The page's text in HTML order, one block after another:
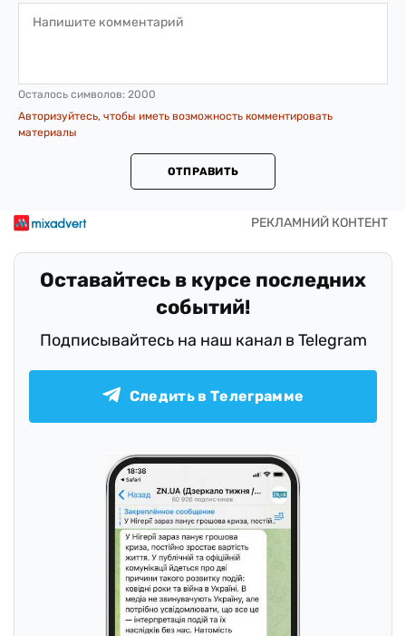
Осталось символов: 2000
Авторизуйтесь, чтобы иметь возможность комментировать
материалы
ОТПРАВИТЬ
Оставайтесь в курсе последних
событий!
Подписывайтесь на наш канал в Telegram
Следить в Телеграмме